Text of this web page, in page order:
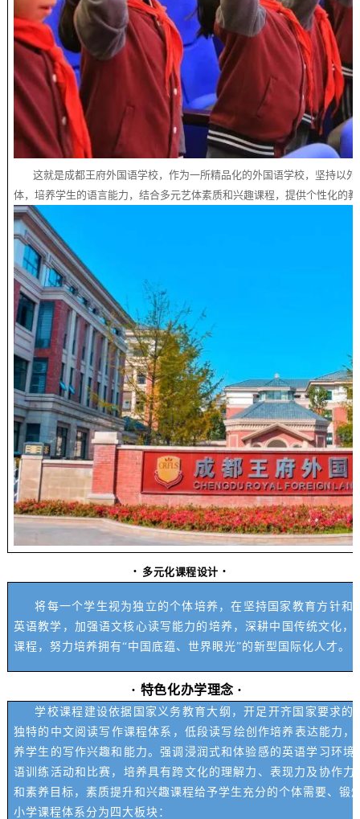
这就是成都王府外国语学校，作为一所精品化的外国语学校，坚持以外
体，培养学生的语言能力，结合多元艺体素质和兴趣课程，提供个性化的
· 多元化课程设计 ·
将每一个学生视为独立的个体培养，在坚持国家教育方针和
英语教学，加强语文核心读写能力的培养，深耕中国传统文化
课程，努力培养拥有“中国底蕴、世界眼光”的新型国际化人才。
· 特色化办学理念 ·
学校课程建设依据国家义务教育大纲，开足开齐国家要求
独特的中文阅读写作课程体系，低段读写绘创作培养表达能力
养学生的写作兴趣和能力。强调浸润式和体验感的英语学习环
语训练活动和比赛，培养具有跨文化的理解力、表现力及协作
和素养目标，素质提升和兴趣课程给予学生充分的个体需要、锻
小学课程体系分为四大板块：